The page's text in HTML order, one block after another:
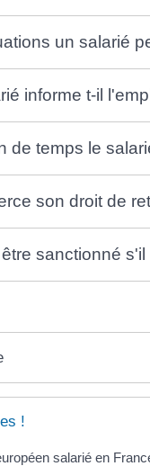
un salarié
informe t-il
de temps le
son droit de
sanctionné
!
salarié en